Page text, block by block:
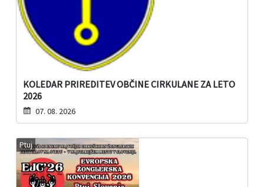
KOLEDAR PRIREDITEV OBČINE CIRKULANE ZA LETO
2026
07. 08. 2026
Ptuj